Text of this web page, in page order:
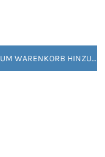
ZUM WARENKORB HINZUFÜGEN